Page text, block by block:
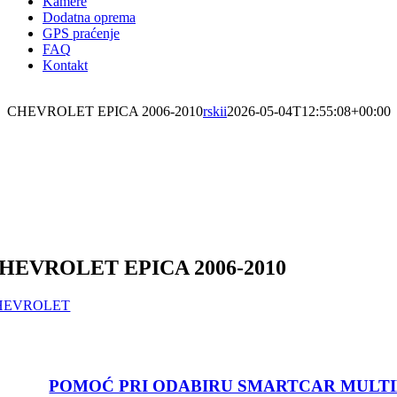
Dodatna oprema
GPS praćenje
FAQ
Kontakt
CHEVROLET EPICA 2006-2010rskii2026-05-04T12:55:08+00:00
EPICA 2006-2010
POMOĆ PRI ODABIRU SMARTCAR